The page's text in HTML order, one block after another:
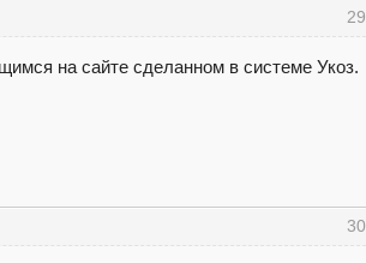
29
на сайте сделанном в системе Укоз.
30